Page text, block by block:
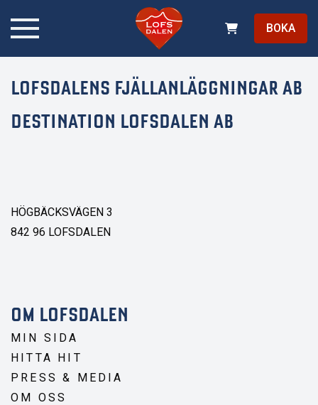
BOKA
LOFSDALENS FJÄLLANLÄGGNINGAR AB
DESTINATION LOFSDALEN AB
HÖGBÄCKSVÄGEN 3
842 96 LOFSDALEN
OM LOFSDALEN
MIN SIDA
HITTA HIT
PRESS & MEDIA
OM OSS